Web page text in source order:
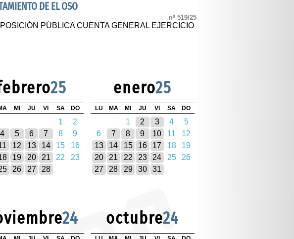
DE EL OSO
nº 519/25
PÚBLICA CUENTA GENERAL EJERCICIO
25
MI JU VI SA DO
1
2
4 5 6 7 8
9
12 13 14 15
16
19 20 21 22
23
26 27 28
enero25
LU MA MI JU VI SA DO
1 2 3 4
5
6
7 8 9 10 11
12
13
14 15 16 17 18
19
20
21 22 23 24 25
26
27
28 29 30 31
24 octubre24